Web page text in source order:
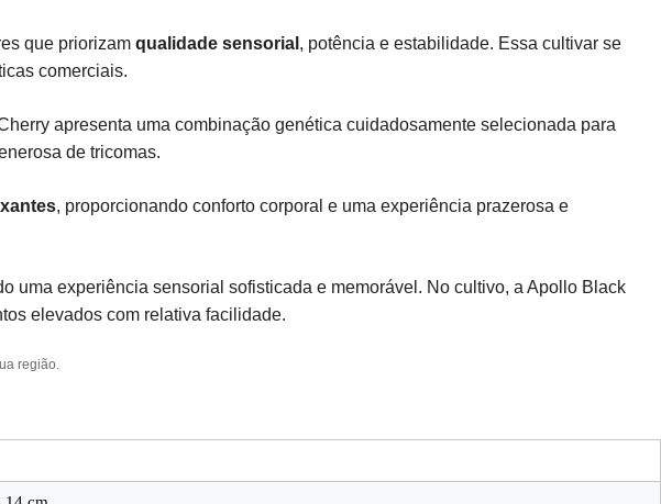
que priorizam qualidade sensorial , potência e estabilidade. Essa cultivar se
comerciais.
apresenta uma combinação genética cuidadosamente selecionada para
de tricomas.
, proporcionando conforto corporal e uma experiência prazerosa e
uma experiência sensorial sofisticada e memorável. No cultivo, a Apollo Black
elevados com relativa facilidade.
região.